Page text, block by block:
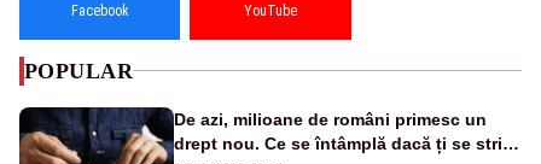
Facebook YouTube
POPULAR
De azi, milioane de români primesc un
drept nou. Ce se întâmplă dacă ți se strică